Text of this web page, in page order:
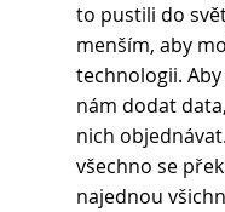
to pustili do
menším, aby
technologii.
nám dodat
nich
všechno se
najednou